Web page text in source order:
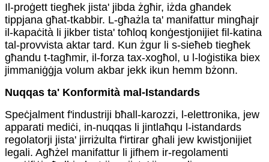
Il-proġett tiegħek jista' jibda żgħir, iżda għandek
tippjana għat-tkabbir. L-għażla ta' manifattur mingħajr
il-kapaċità li jikber tista' toħloq konġestjonijiet fil-katina
tal-provvista aktar tard. Kun żgur li s-sieħeb tiegħek
għandu t-tagħmir, il-forza tax-xogħol, u l-loġistika biex
jimmaniġġja volum akbar jekk ikun hemm bżonn.
Nuqqas ta' Konformità mal-Istandards
Speċjalment f'industriji bħall-karozzi, l-elettronika, jew
apparati mediċi, in-nuqqas li jintlaħqu l-istandards
regolatorji jista' jirriżulta f'irtirar għali jew kwistjonijiet
legali. Agħżel manifattur li jifhem ir-regolamenti